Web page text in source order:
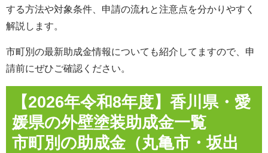
する方法や対象条件、申請の流れと注意点を分かりやすく
解説します。
市町別の最新助成金情報についても紹介してますので、申
請前にぜひご確認ください。
【2026年令和8年度】香川県・愛
媛県の外壁塗装助成金一覧
市町別の助成金（丸亀市・坂出